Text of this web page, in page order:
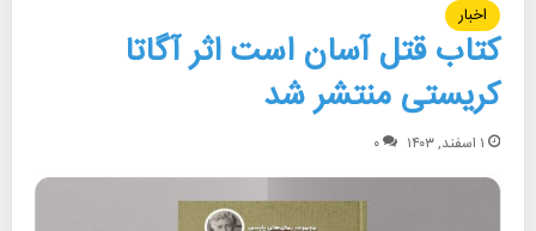
اخبار
کتاب قتل آسان است اثر آگاتا
کریستی منتشر شد
۱ اسفند, ۱۴۰۳ ۰